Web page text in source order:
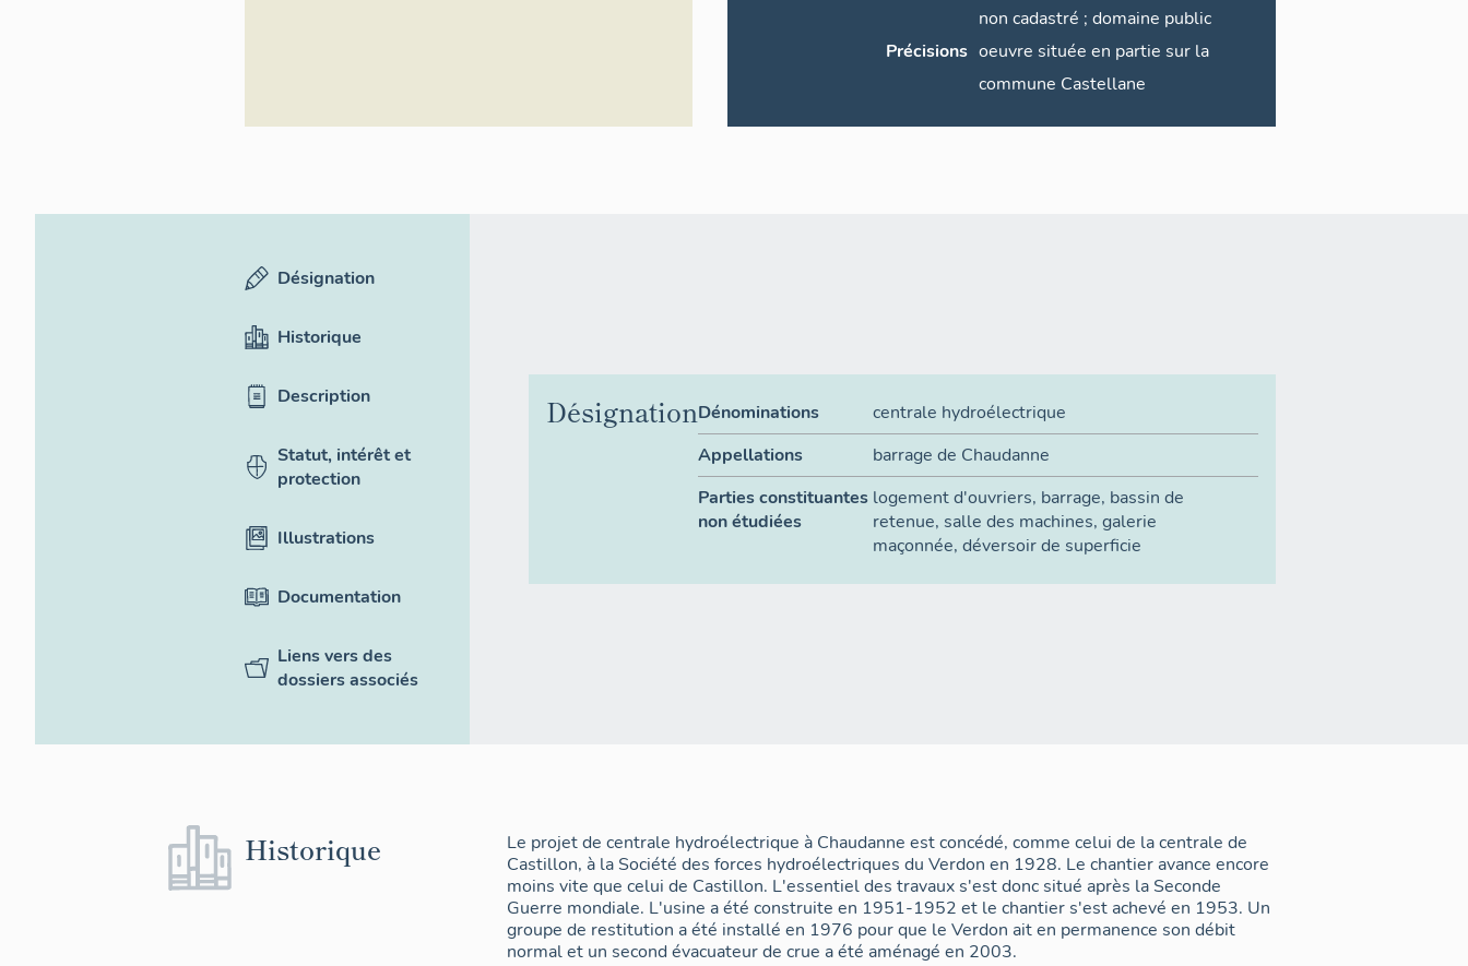
non cadastré ; domaine public
Précisions oeuvre située en partie sur la
commune Castellane
Désignation
Historique
Description
Statut, intérêt et
protection
Illustrations
Documentation
Liens vers des
dossiers associés
DésignationDénominations
centrale hydroélectrique
Appellations
barrage de Chaudanne
Parties constituantes
non étudiées
logement d'ouvriers, barrage, bassin de
retenue, salle des machines, galerie
maçonnée, déversoir de superficie
Historique
Le projet de centrale hydroélectrique à Chaudanne est concédé, comme celui de la centrale de
Castillon, à la Société des forces hydroélectriques du Verdon en 1928. Le chantier avance encore
moins vite que celui de Castillon. L'essentiel des travaux s'est donc situé après la Seconde
Guerre mondiale. L'usine a été construite en 1951-1952 et le chantier s'est achevé en 1953. Un
groupe de restitution a été installé en 1976 pour que le Verdon ait en permanence son débit
normal et un second évacuateur de crue a été aménagé en 2003.